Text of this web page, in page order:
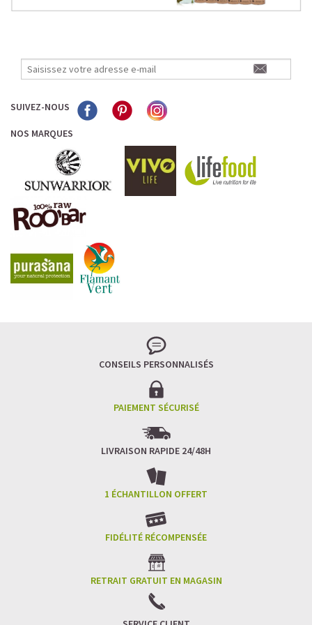
L’ALLIANCE PARFAITE ENTRE PLAISIR ET
PERFORMANCE
Quand le chocolat rencontre le café…
Cacao pur, café expresso et lait végétal fusionnent dans
une boisson veloutée et énergisante.
Une vraie caresse chocolatée, riche en protéines, léger
pour ne jamais peser.
journées avec goût et équilibre.
Mocha Glacé Protéiné
SUIVEZ-NOUS
NOS MARQUES
CONSEILS PERSONNALISÉS
PAIEMENT SÉCURISÉ
LIVRAISON RAPIDE 24/48H
1 ÉCHANTILLON OFFERT
FIDÉLITÉ RÉCOMPENSÉE
RETRAIT GRATUIT EN MAGASIN